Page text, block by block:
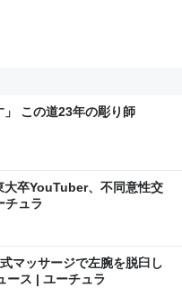
」 この道23年の彫り師
大卒YouTuber、不同意性交
チュラ
マッサージで左腕を脱臼し
ス | ユーチュラ